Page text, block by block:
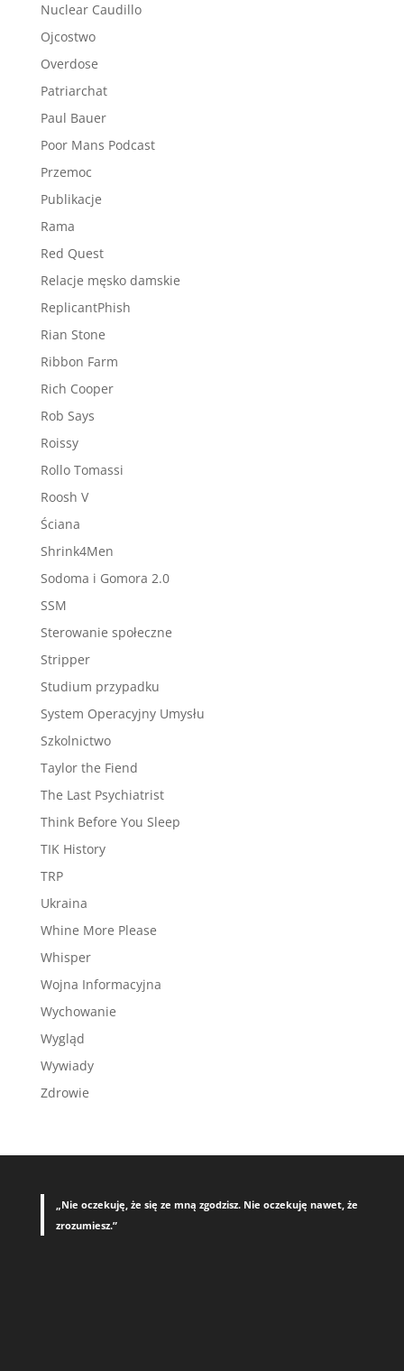
Nuclear Caudillo
Ojcostwo
Overdose
Patriarchat
Paul Bauer
Poor Mans Podcast
Przemoc
Publikacje
Rama
Red Quest
Relacje męsko damskie
ReplicantPhish
Rian Stone
Ribbon Farm
Rich Cooper
Rob Says
Roissy
Rollo Tomassi
Roosh V
Ściana
Shrink4Men
Sodoma i Gomora 2.0
SSM
Sterowanie społeczne
Stripper
Studium przypadku
System Operacyjny Umysłu
Szkolnictwo
Taylor the Fiend
The Last Psychiatrist
Think Before You Sleep
TIK History
TRP
Ukraina
Whine More Please
Whisper
Wojna Informacyjna
Wychowanie
Wygląd
Wywiady
Zdrowie
„Nie oczekuję, że się ze mną zgodzisz. Nie oczekuję nawet, że
zrozumiesz.”